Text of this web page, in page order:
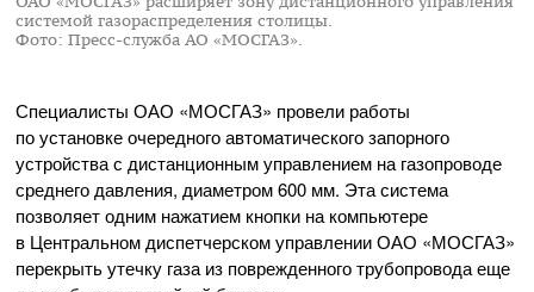
системой газораспределения столицы.
Фото: Пресс-служба АО «МОСГАЗ».
Специалисты ОАО «МОСГАЗ» провели работы
по установке очередного автоматического запорного
устройства с дистанционным управлением на газопроводе
среднего давления, диаметром 600 мм. Эта система
позволяет одним нажатием кнопки на компьютере
в Центральном диспетчерском управленииОАО «МОСГАЗ»
перекрыть утечку газа из поврежденного трубопровода еще